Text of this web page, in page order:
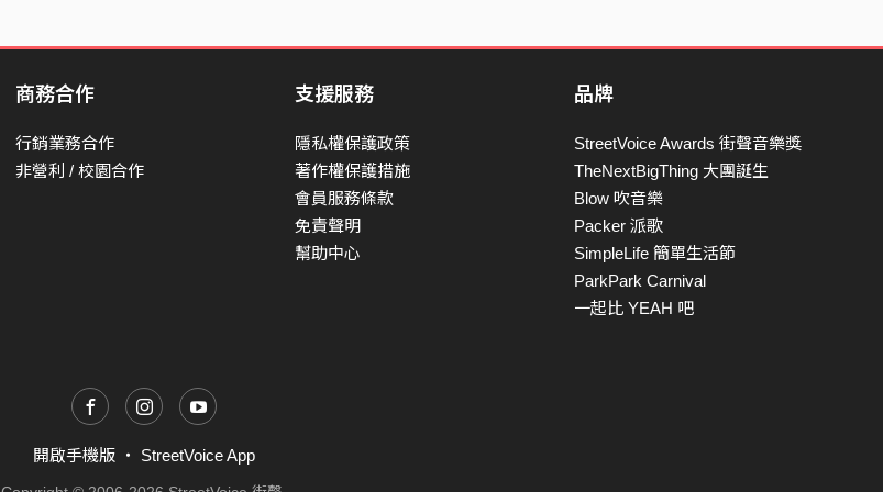
商務合作
行銷業務合作
非營利 / 校園合作
支援服務
隱私權保護政策
著作權保護措施
會員服務條款
免責聲明
幫助中心
品牌
StreetVoice Awards 街聲音樂獎
TheNextBigThing 大團誕生
Blow 吹音樂
Packer 派歌
SimpleLife 簡單生活節
ParkPark Carnival
一起比 YEAH 吧
開啟手機版 ・ StreetVoice App